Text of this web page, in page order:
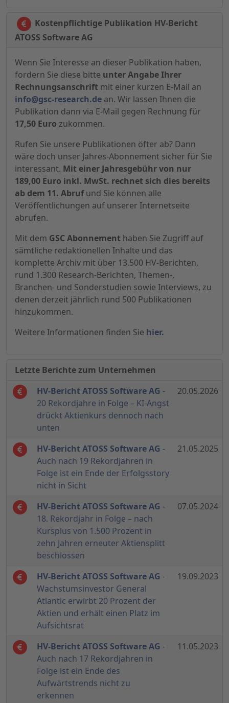
Kostenpflichtige Publikation HV-Bericht
ATOSS Software AG
Wenn Sie Interesse an dieser Publikation haben,
fordern Sie diese bitte unter Angabe Ihrer
Rechnungsanschrift mit einer kurzen E-Mail an
info@gsc-research.de an. Wir lassen Ihnen die
Publikation dann via E-Mail gegen Rechnung für
17,50 Euro zukommen.
Rufen Sie unsere Publikationen öfter ab? Dann
wäre doch unser Jahres-Abonnement sicher für Sie
interessant. Mit einer Jahresgebühr von nur
189,00 Euro inkl. MwSt. rechnet sich dies bereits
ab dem 11. Abrufund Sie können alle
Veröffentlichungen auf unserer Internetseite
abrufen.
Mit dem GSC Abonnement haben Sie Zugriff auf
sämtliche redaktionellen Inhalte und das
komplette Archiv mit über 13.500 HV-Berichten,
rund 1.300 Research-Berichten, Themen-,
Branchen- und Sonderstudien sowie Interviews, zu
denen derzeit jährlich rund 500 Publikationen
hinzukommen.
Weitere Informationen finden Sie hier.
Letzte Berichte zum Unternehmen
HV-Bericht ATOSS Software AG -
20 Rekordjahre in Folge – KI-Angst
drückt Aktienkurs dennoch nach
unten
20.05.2026
HV-Bericht ATOSS Software AG -
Auch nach 19 Rekordjahren in
Folge ist ein Ende der Erfolgsstory
nicht in Sicht
21.05.2025
HV-Bericht ATOSS Software AG -
18. Rekordjahr in Folge – nach
Kursplus von 1.500 Prozent in
zehn Jahren erneuter Aktiensplitt
beschlossen
07.05.2024
HV-Bericht ATOSS Software AG -
Wachstumsinvestor General
Atlantic erwirbt 20 Prozent der
Aktien und erhält einen Platz im
Aufsichtsrat
19.09.2023
HV-Bericht ATOSS Software AG -
Auch nach 17 Rekordjahren in
Folge ist ein Ende des
Aufwärtstrends nicht zu
erkennen
11.05.2023